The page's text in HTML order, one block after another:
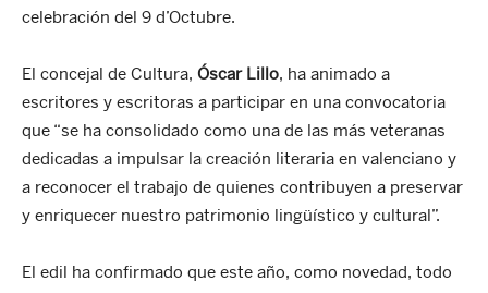
celebración del 9 d’Octubre.
El concejal de Cultura, Óscar Lillo, ha animado a
escritores y escritoras a participar en una convocatoria
que “se ha consolidado como una de las más veteranas
dedicadas a impulsar la creación literaria en valenciano y
a reconocer el trabajo de quienes contribuyen a preservar
y enriquecer nuestro patrimonio lingüístico y cultural”.
El edil ha confirmado que este año, como novedad, todo